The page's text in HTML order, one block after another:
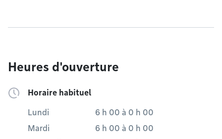
Heures d'ouverture
Horaire habituel
Lundi 6 h 00 à 0 h 00
Mardi
6 h 00 à 0 h 00